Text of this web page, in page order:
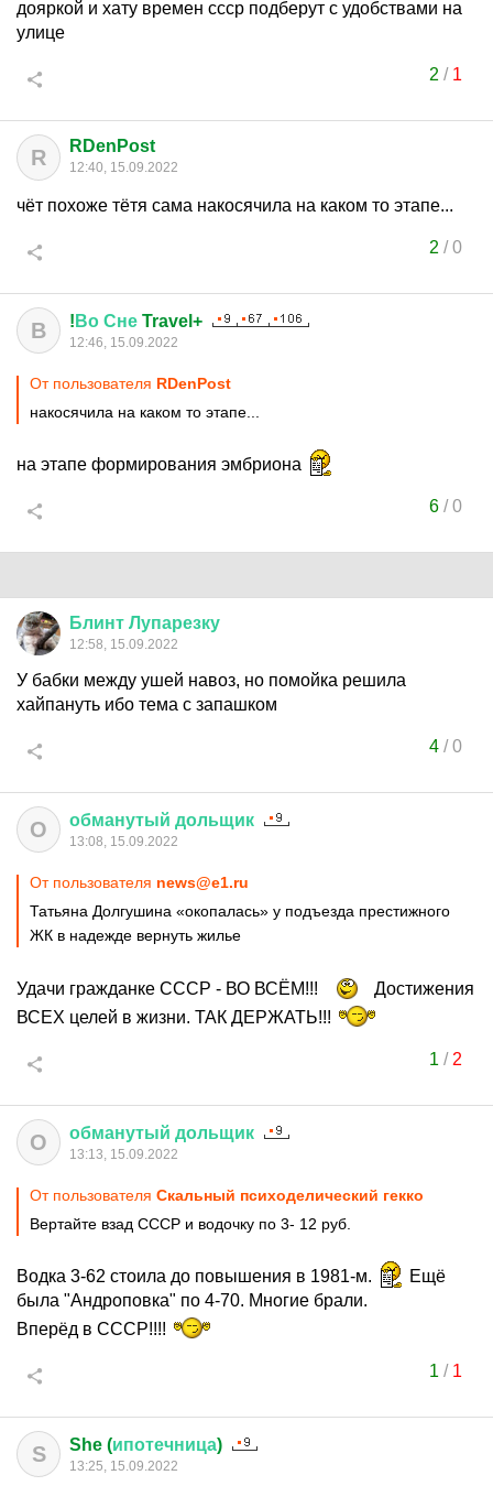
дояркой и хату времен ссср подберут с удобствами на
улице
2 / 1
R RDenPost
12:40, 15.09.2022
чёт похоже тётя сама накосячила на каком то этапе...
2 /0
В ! Во Сне Travel+
12:46, 15.09.2022
От пользователя RDenPost
накосячила на каком то этапе...
на этапе формирования эмбриона
6/0
Блинт Лупарезку
12:58, 15.09.2022
У бабки между ушей навоз, но помойка решила
хайпануть ибо тема с запашком
4/0
О обманутый дольщик
13:08, 15.09.2022
От пользователя news@e1.ru
Татьяна Долгушина «окопалась» у подъезда престижного
ЖК в надежде вернуть жилье
Удачи гражданке СССР - ВО ВСЁМ!!!
Достижения
ВСЕХ целей в жизни. ТАК ДЕРЖАТЬ!!!
1 / 2
О обманутый дольщик
13:13, 15.09.2022
От пользователя Скальный психоделический гекко
Вертайте взад СССР и водочку по 3- 12 руб.
Водка 3-62 стоила до повышения в 1981-м.
Ещё
была "Андроповка" по 4-70. Многие брали.
Вперёд в СССР!!!!
1 / 1
S She (ипотечница)
13:25, 15.09.2022